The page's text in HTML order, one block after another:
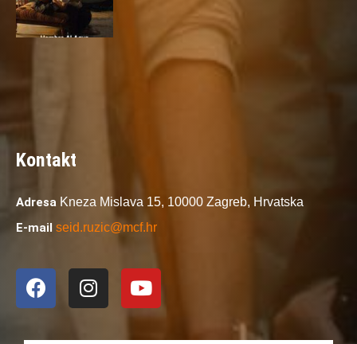
Kontakt
Adresa Kneza Mislava 15, 10000 Zagreb, Hrvatska
E-mail seid.ruzic@mcf.hr